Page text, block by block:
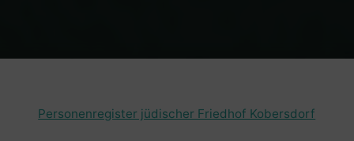
Personenregister jüdischer Friedhof Kobersdorf